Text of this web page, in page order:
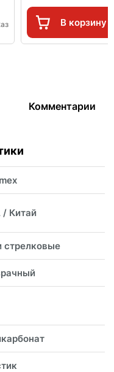
В корзину
Комментарии
Китай
стрелковые